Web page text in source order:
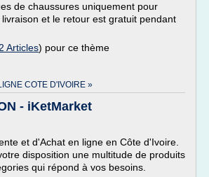
de chaussures uniquement pour
et le retour est gratuit pendant
Articles) pour ce thème
COTE D'IVOIRE »
- iKetMarket
et d'Achat en ligne en Côte d'Ivoire.
disposition une multitude de produits
qui répond à vos besoins.